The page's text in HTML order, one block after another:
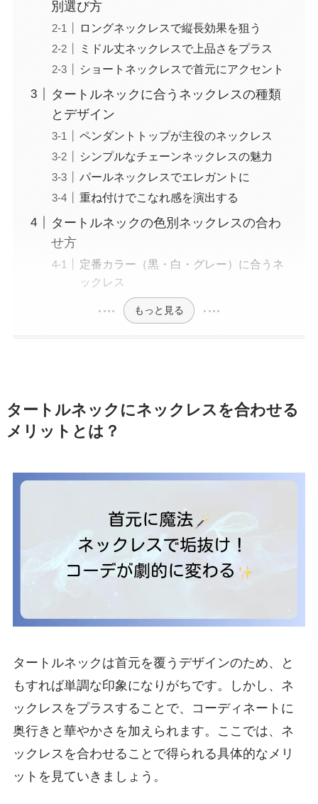
別選び方
ロングネックレスで縦長効果を狙う
ミドル丈ネックレスで上品さをプラス
ショートネックレスで首元にアクセント
タートルネックに合うネックレスの種類
とデザイン
ペンダントトップが主役のネックレス
シンプルなチェーンネックレスの魅力
パールネックレスでエレガントに
重ね付けでこなれ感を演出する
タートルネックの色別ネックレスの合わ
せ方
定番カラー（黒・白・グレー）に合うネ
ックレス
もっと見る
タートルネックにネックレスを合わせる
メリットとは？
タートルネックは首元を覆うデザインのため、と
もすれば単調な印象になりがちです。しかし、ネ
ックレスをプラスすることで、コーディネートに
奥行きと華やかさを加えられます。ここでは、ネ
ックレスを合わせることで得られる具体的なメリ
ットを見ていきましょう。